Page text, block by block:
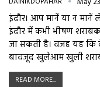
इंदौर। आप मानें या न
इंदौर में कभी भीषण
जा सकती है। वजह यह कि
बावजूद खुलेआम खुली
READ MORE...